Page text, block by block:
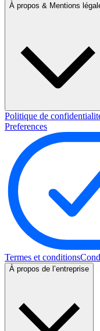
À propos & Mentions
Politique de
Preferences
Termes et conditions
À propos de l’entreprise